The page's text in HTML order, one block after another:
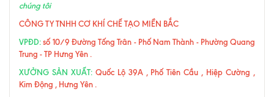
chúng tôi
CÔNG TY TNHH CƠ KHÍ CHẾ TẠO MIỀN BẮC
VPĐD:số 10/9 Đường Tống Trân - Phố Nam Thành - Phường Quang
Trung - TP Hưng Yên .
XƯỞNG SẢN XUẤT:Quốc Lộ 39A , Phố Tiên Cầu , Hiệp Cường ,
Kim Động , Hưng Yên .